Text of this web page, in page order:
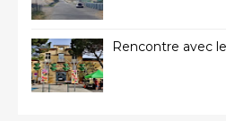
Rencontre avec